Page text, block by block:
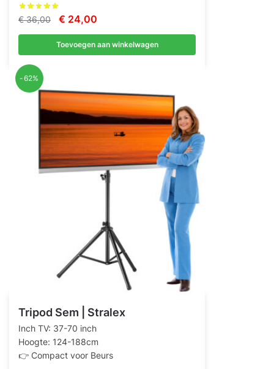
€36,00
Oorspronkelijke
prijs
was:
€ 24,00
prijs
is:
Toevoegen aan winkelwagen
-62%
Tripod Sem | Stralex
Inch TV: 37-70 inch
Hoogte: 124-188cm
👉 Compact voor Beurs